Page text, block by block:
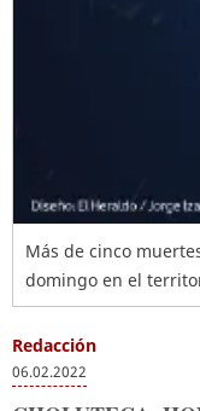
Más de cinco
domingo en el
Redacción
06.02.2022